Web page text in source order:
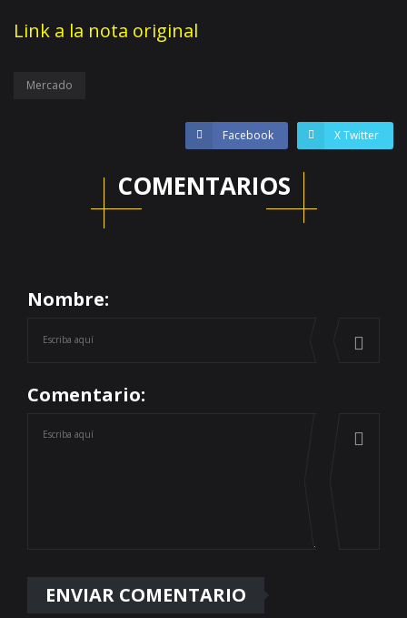
Link a la nota original
Mercado
Facebook X Twitter
COMENTARIOS
Nombre:
Comentario: